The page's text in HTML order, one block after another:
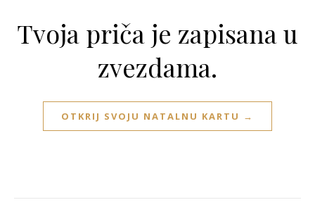
Tvoja priča je zapisana u
zvezdama.
OTKRIJ SVOJU NATALNU KARTU →